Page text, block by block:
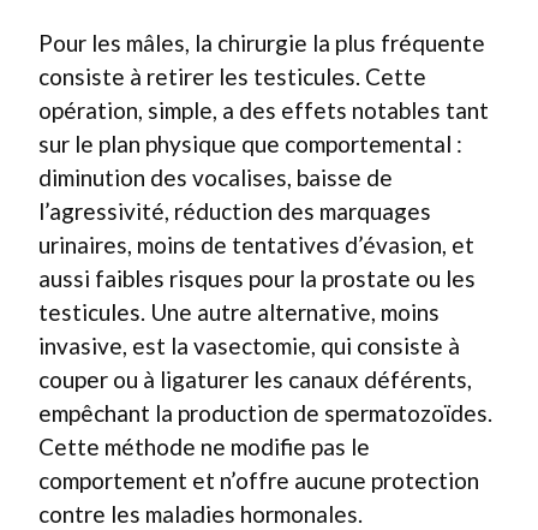
Pour les mâles, la chirurgie la plus fréquente
consiste à retirer les testicules. Cette
opération, simple, a des effets notables tant
sur le plan physique que comportemental :
diminution des vocalises, baisse de
l’agressivité, réduction des marquages
urinaires, moins de tentatives d’évasion, et
aussi faibles risques pour la prostate ou les
testicules. Une autre alternative, moins
invasive, est la vasectomie, qui consiste à
couper ou à ligaturer les canaux déférents,
empêchant la production de spermatozoïdes.
Cette méthode ne modifie pas le
comportement et n’offre aucune protection
contre les maladies hormonales.